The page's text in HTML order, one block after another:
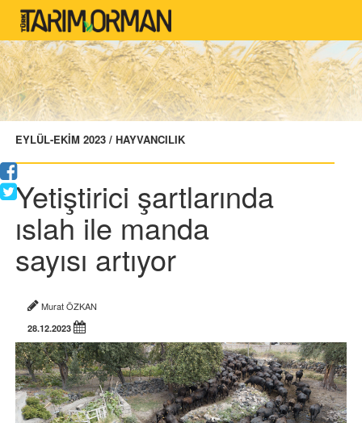
EYLÜL-EKİM 2023 / HAYVANCILIK
Yetiştirici şartlarında
ıslah ile manda
sayısı artıyor
Murat ÖZKAN
28.12.2023